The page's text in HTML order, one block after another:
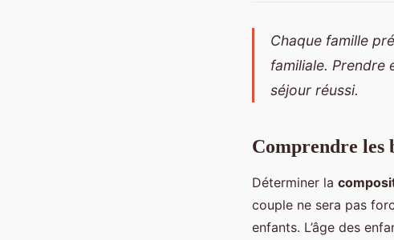
Chaque famille
familiale. Prendre
séjour réussi.
Comprendre les
Déterminer la
couple ne sera pas
enfants. L’âge des